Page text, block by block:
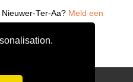
Ter-Aa? Meld een